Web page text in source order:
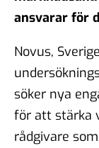
ansvarar för
Novus,
söker nya
för att stärka
rådgivare